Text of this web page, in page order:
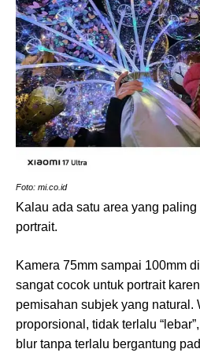
Foto: mi.co.id
Kalau ada satu area yang
portrait.
Kamera 75mm sampai 100mm
sangat cocok untuk portrait
pemisahan subjek yang natural.
proporsional, tidak terlalu
blur tanpa terlalu bergantung